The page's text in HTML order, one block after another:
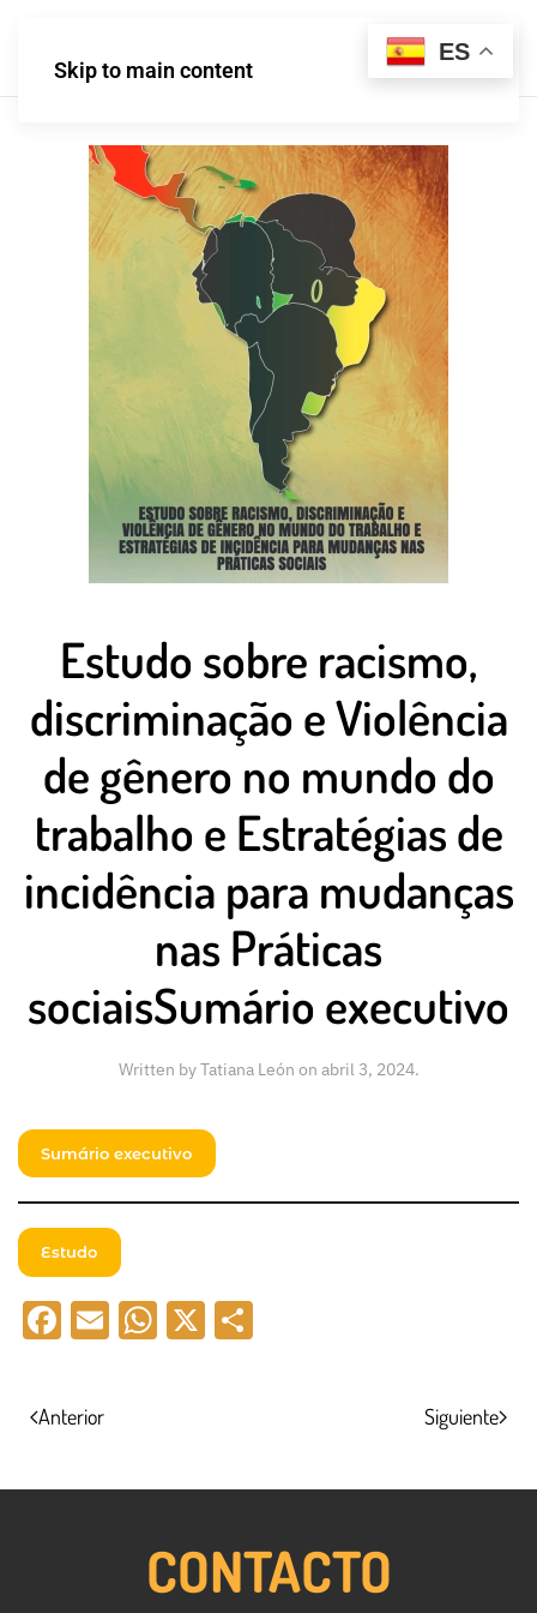
Skip to main content
Estudo sobre racismo,
discriminação e Violência
de gênero no mundo do
trabalho e Estratégias de
incidência para mudanças
nas Práticas
sociaisSumário executivo
Written byTatiana León on abril 3, 2024.
Sumário executivo
Estudo
Facebook
EmailWhatsApp
X
Anterior Siguiente
CONTACTO
ES